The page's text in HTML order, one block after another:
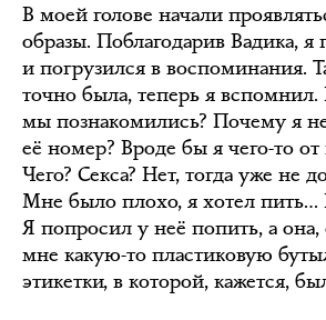
В моей голове начали
образы. Поблагодарив Вадика,
и погрузился в воспоминания.
точно была, теперь я вспомнил.
мы познакомились? Почему я
её номер? Вроде бы я чего-то
Чего? Секса? Нет, тогда уже не
Мне было плохо, я хотел пить…
Я попросил у неё попить, а
мне какую-то пластиковую
этикетки, в которой, кажется,